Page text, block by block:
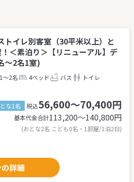
トイレ別客室（30平米以上）と
＜素泊り＞【リニューアル】デ
～2名1室)
1～2名 4ベッド バス
トイレ
な1名 税込56,600～70,400円
基本代金合計113,200〜140,800円
(おとな2名 こども0名・1部屋/1泊2日)
詳細